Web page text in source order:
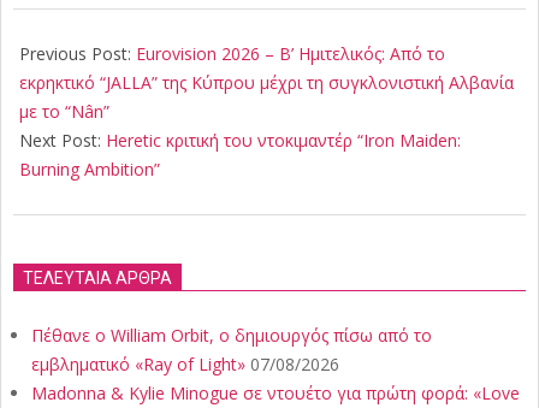
05-
15
Previous Post: Eurovision 2026 – Β’ Ημιτελικός: Από το
εκρηκτικό “JALLA” της Κύπρου μέχρι τη συγκλονιστική Αλβανία
με το “Nân”
Next Post: Heretic κριτική του ντοκιμαντέρ “Iron Maiden:
Burning Ambition”
ΤΕΛΕΥΤΑΙΑ ΑΡΘΡΑ
Πέθανε ο William Orbit, ο δημιουργός πίσω από το
εμβληματικό «Ray of Light» 07/08/2026
Madonna & Kylie Minogue σε ντουέτο για πρώτη φορά: «Love